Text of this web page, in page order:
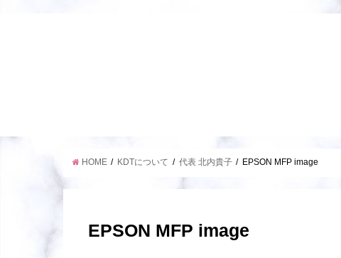
HOME KDTについて 代表 北内貴子 EPSON MFP image
EPSON MFP image